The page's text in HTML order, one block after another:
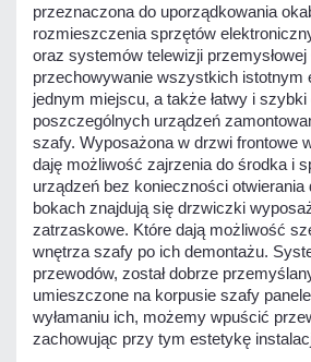
przeznaczona do uporządkowania
rozmieszczenia sprzętów
oraz systemów telewizji
przechowywanie wszystkich istotnym
jednym miejscu, a także łatwy i szybki
poszczególnych urządzeń
szafy. Wyposażona w drzwi frontowe
daję możliwość zajrzenia do środka i
urządzeń bez konieczności
bokach znajdują się drzwiczki
zatrzaskowe. Które dają możliwość
wnętrza szafy po ich demontażu.
przewodów, został dobrze
umieszczone na korpusie szafy
wyłamaniu ich, możemy wpuścić
zachowując przy tym estetykę